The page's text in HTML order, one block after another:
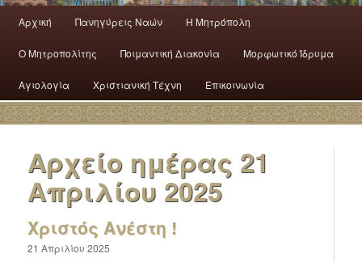
Αρχική Πανηγύρεις Ναών H Mητρόπολη
Ο Mητροπολίτης Ποιμαντική Διακονία Μορφωτικό Ίδρυμα
Αγιολογία Χριστιανική Τέχνη Επικοινωνία
Αρχείο ημέρας 21
Απριλίου 2025
Χριστός Ανέστη !
21 Απριλίου 2025